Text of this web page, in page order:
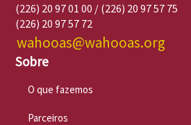
(226) 20 97 01 00 / (226) 20 97 57 75
(226) 20 97 57 72
wahooas@wahooas.org
Sobre
O que fazemos
Parceiros